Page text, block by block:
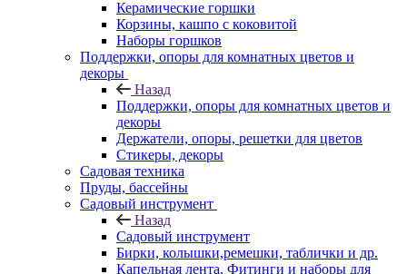
Керамические горшки
Корзины, кашпо с коковитой
Наборы горшков
Поддержки, опоры для комнатных цветов и
декоры
Назад
Поддержки, опоры для комнатных цветов и
декоры
Держатели, опоры, решетки для цветов
Стикеры, декоры
Садовая техника
Пруды, бассейны
Садовый инструмент
Назад
Садовый инструмент
Бирки, колышки,ремешки, таблички и др.
Капельная лента, Фитинги и наборы для